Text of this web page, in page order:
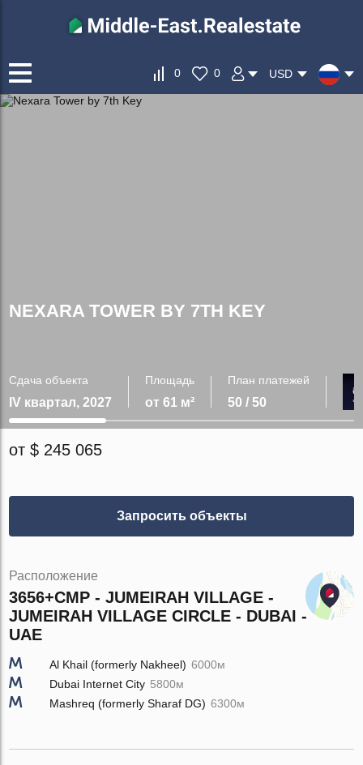
0 0 USD
NEXARA TOWER BY 7TH KEY
Сдача объекта
IV квартал, 2027
Площадь
от 61 м²
План платежей
50 / 50
от $ 245 065
Запросить объекты
Расположение
3656+CMP - JUMEIRAH VILLAGE -
JUMEIRAH VILLAGE CIRCLE - DUBAI -
UAE
Al Khail (formerly Nakheel) 6000м
Dubai Internet City 5800м
Mashreq (formerly Sharaf DG) 6300м